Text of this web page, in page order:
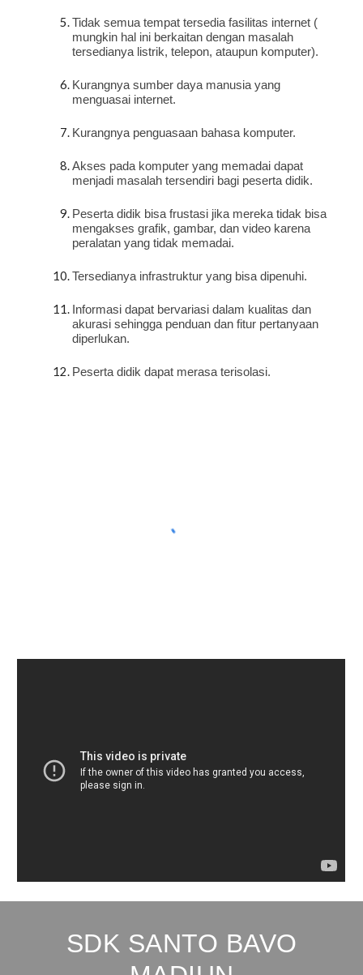
Tidak semua tempat tersedia fasilitas internet (
mungkin hal ini berkaitan dengan masalah
tersedianya listrik, telepon, ataupun komputer).
Kurangnya sumber daya manusia yang
menguasai internet.
Kurangnya penguasaan bahasa komputer.
Akses pada komputer yang memadai dapat
menjadi masalah tersendiri bagi peserta didik.
Peserta didik bisa frustasi jika mereka tidak bisa
mengakses grafik, gambar, dan video karena
peralatan yang tidak memadai.
Tersedianya infrastruktur yang bisa dipenuhi.
Informasi dapat bervariasi dalam kualitas dan
akurasi sehingga penduan dan fitur pertanyaan
diperlukan.
Peserta didik dapat merasa terisolasi.
SDK SANTO BAVO